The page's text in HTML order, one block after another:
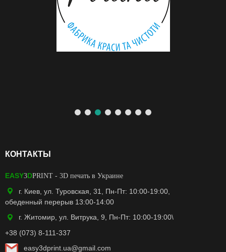
КОНТАКТЫ
EASY3DPRINT - 3D печать в Украине
г. Киев, ул. Туровская, 31, Пн-Пт: 10:00-19:00,
обеденный перерыв 13:00-14:00
г. Житомир, ул. Витрука, 9, Пн-Пт: 10:00-19:00\
+38 (073) 8-111-337
easy3dprint.ua@gmail.com